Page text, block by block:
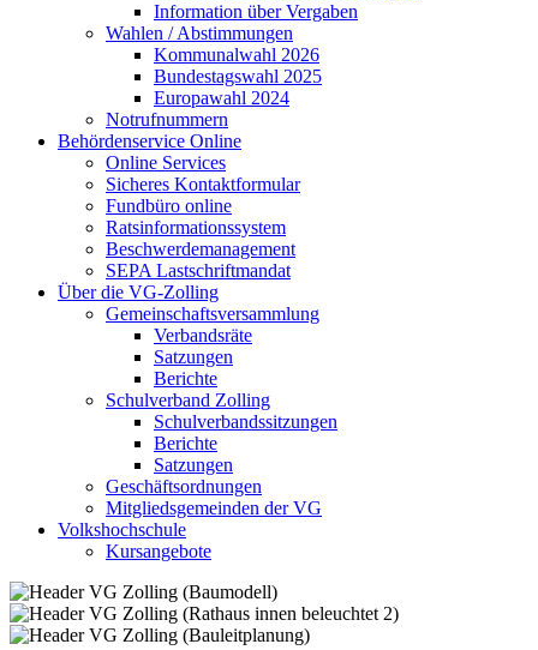
Information über Vergaben
Wahlen / Abstimmungen
Kommunalwahl 2026
Bundestagswahl 2025
Europawahl 2024
Notrufnummern
Behördenservice Online
Online Services
Sicheres Kontaktformular
Fundbüro online
Ratsinformationssystem
Beschwerdemanagement
SEPA Lastschriftmandat
Über die VG-Zolling
Gemeinschaftsversammlung
Verbandsräte
Satzungen
Berichte
Schulverband Zolling
Schulverbandssitzungen
Berichte
Satzungen
Geschäftsordnungen
Mitgliedsgemeinden der VG
Volkshochschule
Kursangebote